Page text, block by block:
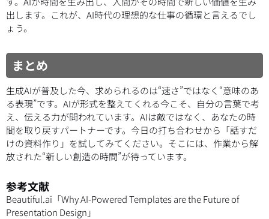
出します。これが、AI時代の理想的な仕事の循環と言えるでし
ょう。
まとめ
生成AIが普及した今、求められるのは“速さ”ではなく“意味のあ
る表現”です。AIが形式を整えてくれる今こそ、自分の言葉で考
え、伝える力が問われています。AIは敵ではなく、あなたの時
間を取り戻すパートナーです。今日の打ち合わせから「話すだ
けの資料作り」を試してみてください。そこには、作業から解
放された“新しい創造の時間”が待っています。
参考文献
Beautiful.ai「Why AI-Powered Templates are the Future of
Presentation Design」